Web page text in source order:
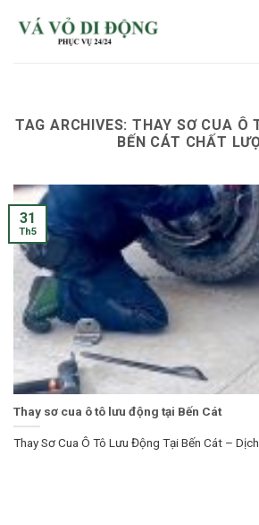
TAG ARCHIVES: THAY SƠ CUA Ô
BẾN CÁT CHẤT
Thay sơ cua ô tô lưu động tại Bến Cát
Thay Sơ Cua Ô Tô Lưu Động Tại Bến Cát –
31
Th5